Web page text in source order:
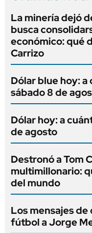
La minería dejó
busca
económico: qué
Carrizo
Dólar blue hoy:
sábado 8 de
Dólar hoy: a
de agosto
Destronó a Tom
multimillonario:
del mundo
Los mensajes
fútbol a Jorge